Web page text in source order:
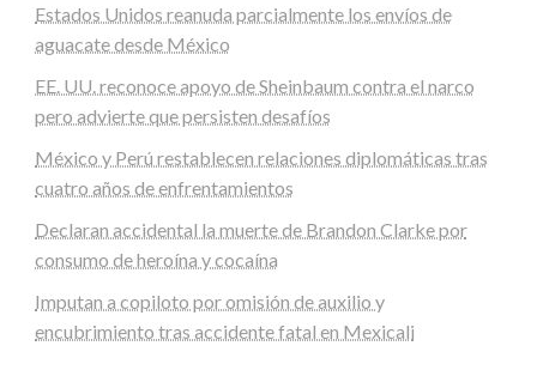
Estados Unidos reanuda parcialmente los envíos de
aguacate desde México
EE. UU. reconoce apoyo de Sheinbaum contra el narco
pero advierte que persisten desafíos
México y Perú restablecen relaciones diplomáticas tras
cuatro años de enfrentamientos
Declaran accidental la muerte de Brandon Clarke por
consumo de heroína y cocaína
Imputan a copiloto por omisión de auxilio y
encubrimiento tras accidente fatal en Mexicali